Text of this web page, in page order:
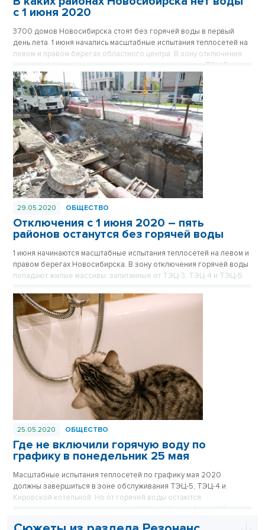
с 1 июня 2020
3700 домов Новосибирска стоят без горячей воды в первый
день лета. 1 июня начались масштабные испытания теплосетей на
левом и правом берегах областного центра. В зону отключения
горячей воды попали жилые массивы, запитанные от ТЭЦ-3,
ТЭЦ-4 и ТЭЦ-5.
29.05.2020 ОБЩЕСТВО
Отключения с 1 июня 2020 – пять
районов останутся без горячей воды
1 июня начинаются масштабные испытания теплосетей на левом и
правом берегах Новосибирска. В зону отключения горячей воды
попадают жилые массивы, запитанные от ТЭЦ-3, ТЭЦ-4 и ТЭЦ-5.
25.05.2020 ОБЩЕСТВО
Где не включили горячую воду по
графику в понедельник 25 мая
Масштабные испытания теплосетей по графику мая 2020
должны завершиться в зоне обслуживания ТЭЦ-5, ТЭЦ-4 и
Кировской котельной. Но от горячей воды остаются
отключенными ряд улиц в разных районах Новосибирска. Из-за